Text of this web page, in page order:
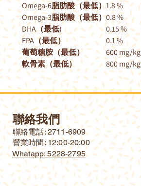
Omega-6脂肪酸（最低）1.8 %
Omega-3脂肪酸（最低）0.8 %
DHA（最低)
0.15 %
EPA（最低）
0.1 %
葡萄糖胺（最低）
600 mg/kg
軟骨素（最低）
800 mg/kg
聯絡我們
​聯絡電話: 2711-6909
營業時間: 12:00-20:00
Whatapp: 5228-2795